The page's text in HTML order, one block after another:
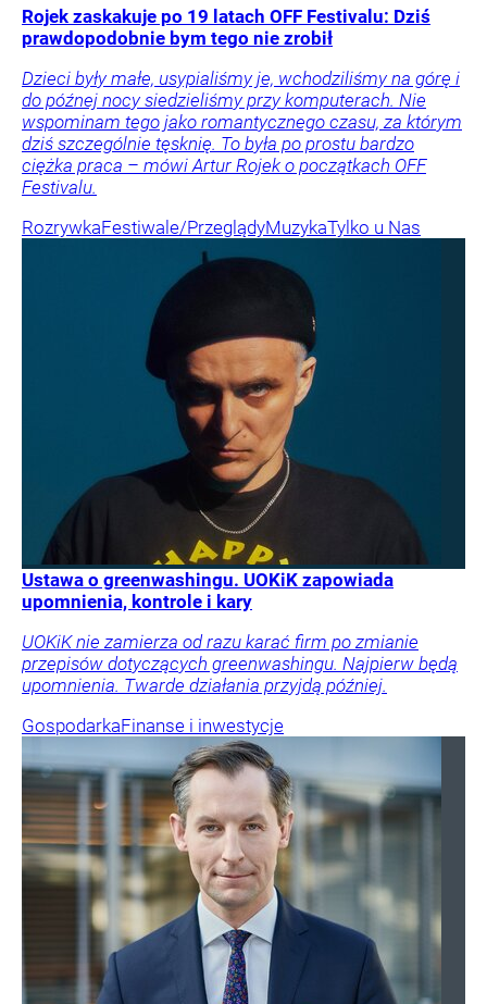
Rojek zaskakuje po 19 latach OFF Festivalu: Dziś
prawdopodobnie bym tego nie zrobił
Dzieci były małe, usypialiśmy je, wchodziliśmy na górę i
do późnej nocy siedzieliśmy przy komputerach. Nie
wspominam tego jako romantycznego czasu, za którym
dziś szczególnie tęsknię. To była po prostu bardzo
ciężka praca – mówi Artur Rojek o początkach OFF
Festivalu.
RozrywkaFestiwale/PrzeglądyMuzykaTylko u Nas
Ustawa o greenwashingu. UOKiK zapowiada
upomnienia, kontrole i kary
UOKiK nie zamierza od razu karać firm po zmianie
przepisów dotyczących greenwashingu. Najpierw będą
upomnienia. Twarde działania przyjdą później.
GospodarkaFinanse i inwestycje